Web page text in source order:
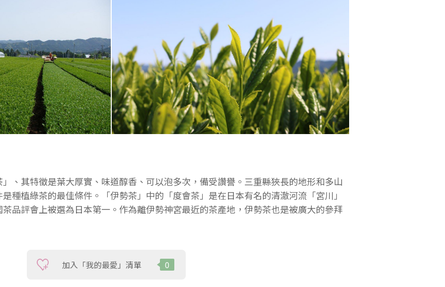
、其特徵是葉大厚實、味道醇香、可以泡多次，備受讚譽。三重縣狹長的地形和多山
種植綠茶的最佳條件。「伊勢茶」中的「度會茶」是在日本有名的清澈河流「宮川」
品評會上被選為日本第一。作為離伊勢神宮最近的茶產地，伊勢茶也是被廣大的參拜
加入「我的最愛」清單 0